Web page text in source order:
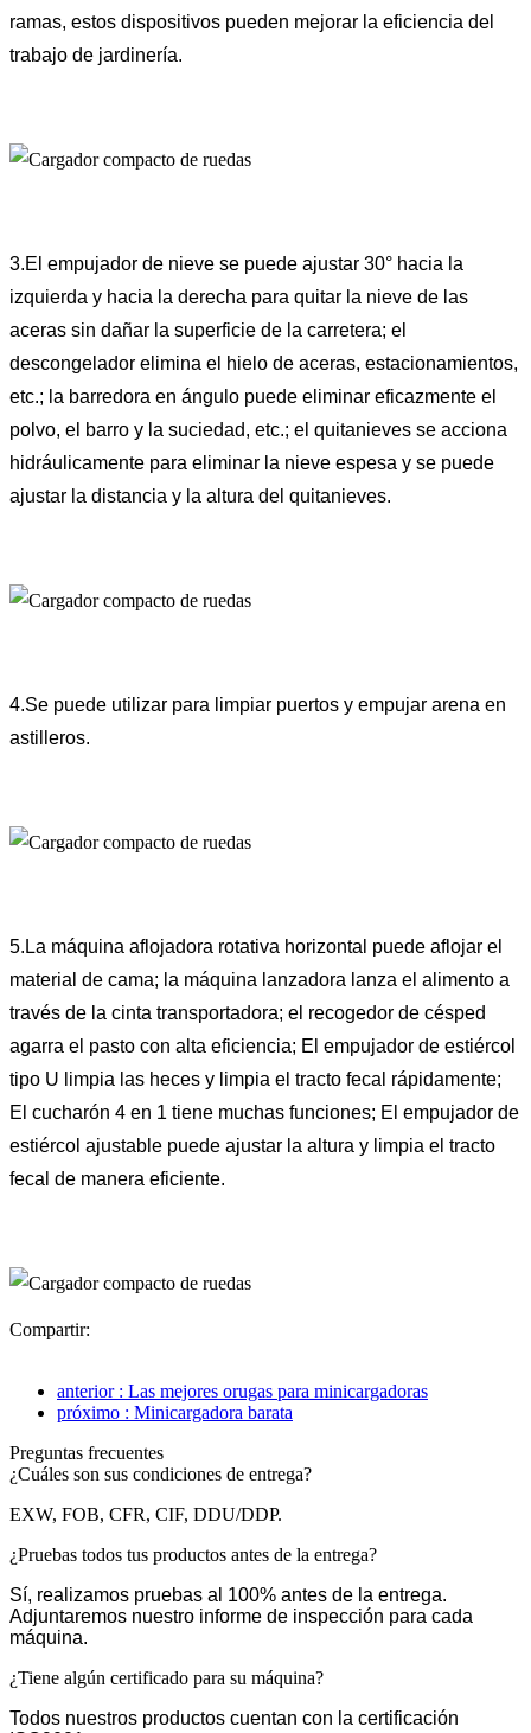
ramas, estos dispositivos pueden mejorar la eficiencia del
trabajo de jardinería.
3.El empujador de nieve se puede ajustar 30° hacia la
izquierda y hacia la derecha para quitar la nieve de las
aceras sin dañar la superficie de la carretera; el
descongelador elimina el hielo de aceras, estacionamientos,
etc.; la barredora en ángulo puede eliminar eficazmente el
polvo, el barro y la suciedad, etc.; el quitanieves se acciona
hidráulicamente para eliminar la nieve espesa y se puede
ajustar la distancia y la altura del quitanieves.
4.Se puede utilizar para limpiar puertos y empujar arena en
astilleros.
5.La máquina aflojadora rotativa horizontal puede aflojar el
material de cama; la máquina lanzadora lanza el alimento a
través de la cinta transportadora; el recogedor de césped
agarra el pasto con alta eficiencia; El empujador de estiércol
tipo U limpia las heces y limpia el tracto fecal rápidamente;
El cucharón 4 en 1 tiene muchas funciones; El empujador de
estiércol ajustable puede ajustar la altura y limpia el tracto
fecal de manera eficiente.
Compartir:
anterior : Las mejores orugas para minicargadoras
próximo : Minicargadora barata
Preguntas frecuentes
¿Cuáles son sus condiciones de entrega?
EXW, FOB, CFR, CIF, DDU/DDP.
¿Pruebas todos tus productos antes de la entrega?
Sí, realizamos pruebas al 100% antes de la entrega.
Adjuntaremos nuestro informe de inspección para cada
máquina.
¿Tiene algún certificado para su máquina?
Todos nuestros productos cuentan con la certificación